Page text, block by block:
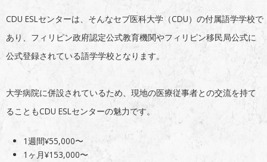
CDU ESLセンターは、そんなセブ医科大学（CDU）の付属語学学校で
あり、フィリピン政府認定公式教育機関やフィリピン移民局公式に
公式登録されている語学学校となります。
大学病院に併設されているため、現地の医療従事者との交流を持て
ることもCDU ESLセンターの魅力です。
1週間¥55,000〜
1ヶ月¥153,000〜